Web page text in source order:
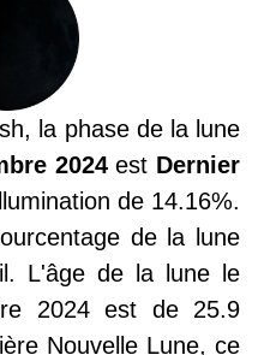
la phase de la lune
2024est Dernier
de 14.16%.
de la lune
L'âge de la lune le
2024 est de 25.9
Nouvelle Lune, ce